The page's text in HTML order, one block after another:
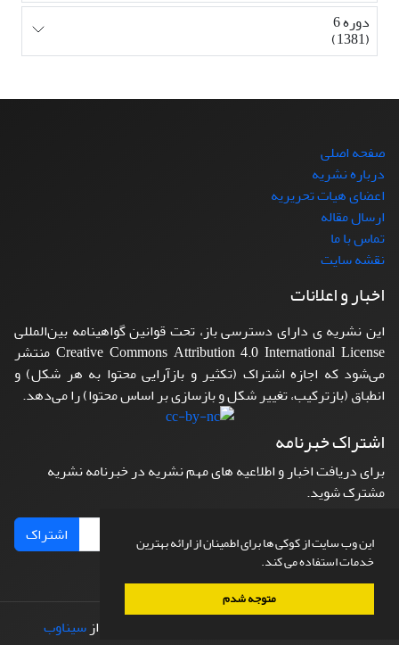
این وب سایت از کوکی ها برای اطمینان از ارائه بهترین
خدمات استفاده می کند.
متوجه شدم
دوره 6
(1381)
صفحه اصلی
درباره نشریه
اعضای هیات تحریریه
ارسال مقاله
تماس با ما
نقشه سایت
اخبار و اعلانات
این نشریه ی دارای دسترسی باز، تحت قوانین گواهینامه بین‌المللی
Creative Commons Attribution 4.0 International License منتشر
می‌شود که اجازه اشتراک (تکثیر و بازآرایی محتوا به هر شکل) و
انطباق (بازترکیب، تغییر شکل و بازسازی بر اساس محتوا) را می‌دهد.
اشتراک خبرنامه
برای دریافت اخبار و اطلاعیه های مهم نشریه در خبرنامه نشریه
مشترک شوید.
اشتراک
طراحی و پیاده سازی از سیناوب